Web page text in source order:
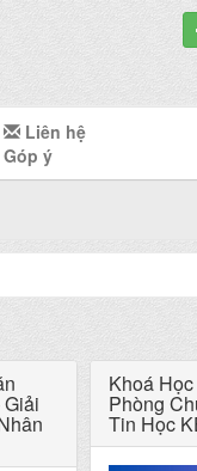
Liên hệ
Góp ý
Khoá
Phòng
Tin Học